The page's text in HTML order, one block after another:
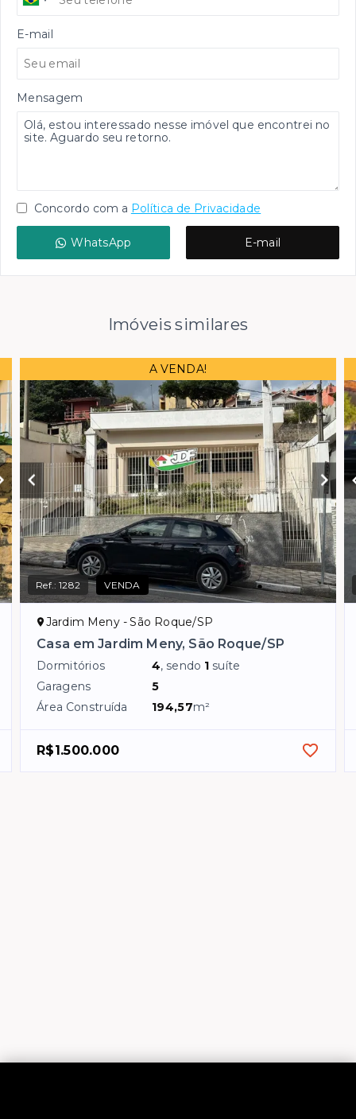
E-mail
Mensagem
Concordo com a Política de Privacidade
WhatsApp E-mail
Imóveis similares
A VENDA!
Ref.:1282 VENDA
Jardim Meny - São Roque/SP
Casa em Jardim Meny, São Roque/SP
Dormitórios 4, sendo 1 suíte
Garagens
5
Área Construída
194,57m²
R$1.500.000